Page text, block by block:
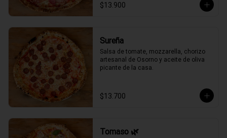
$13.900
Sureña
Salsa de tomate, mozzarella, chorizo
artesanal de Osorno y aceite de oliva
picante de la casa.
$13.700
Tomaso 🌿